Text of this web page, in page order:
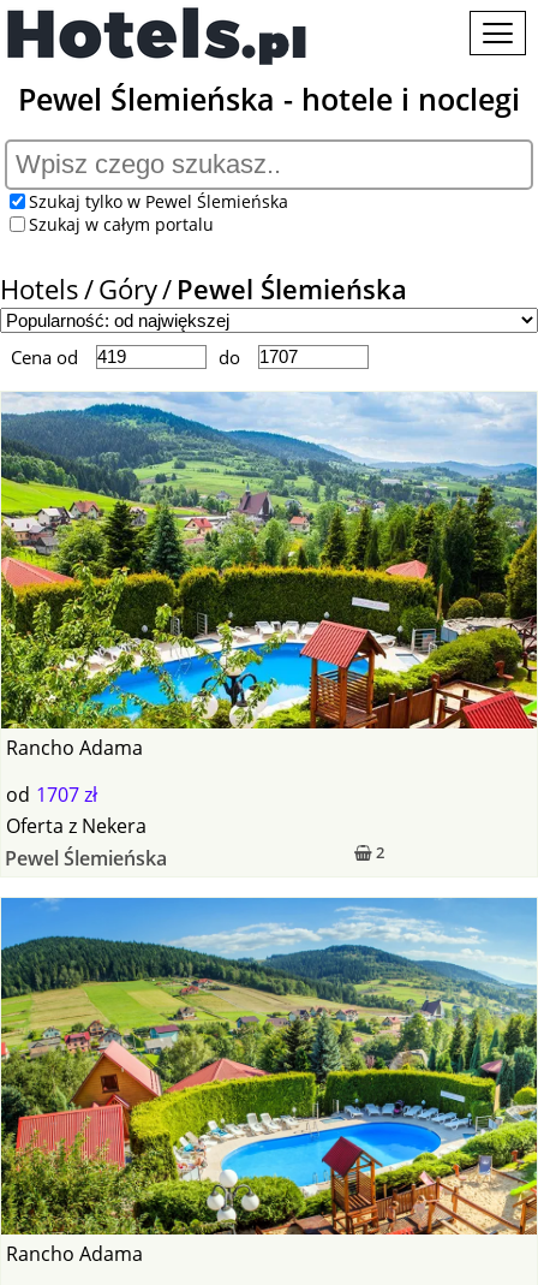
Pewel Ślemieńska - hotele i noclegi
Szukaj tylko w Pewel Ślemieńska
Szukaj w całym portalu
Hotels Góry Pewel Ślemieńska
Cena od do
Rancho Adama
od 1707 zł
2
Oferta z Nekera
Pewel Ślemieńska
Rancho Adama